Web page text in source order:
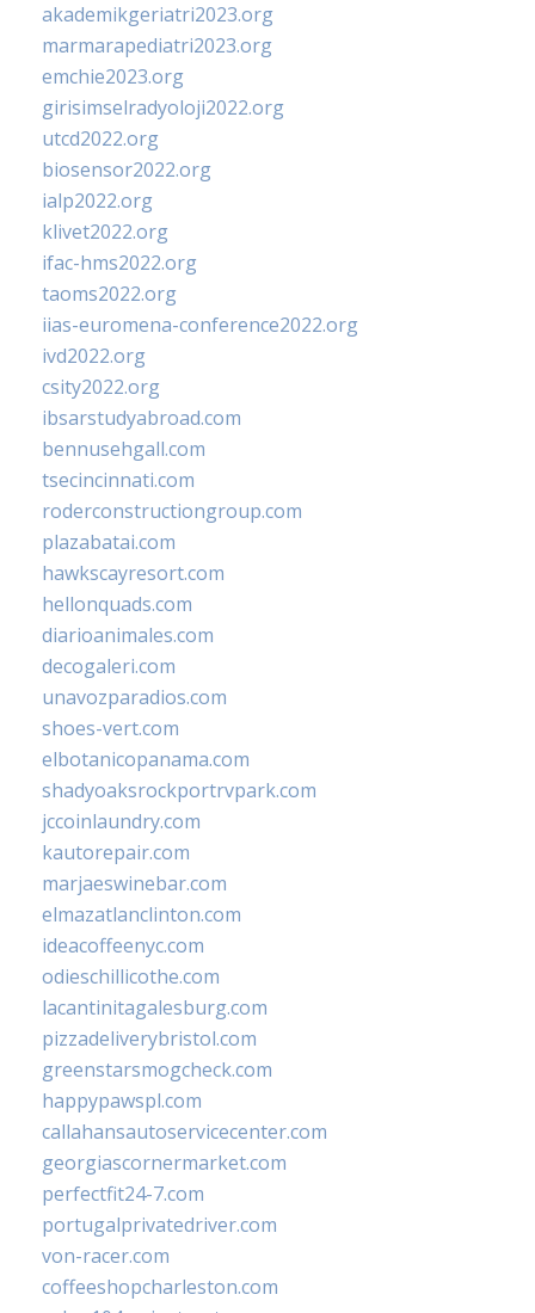
akademikgeriatri2023.org
marmarapediatri2023.org
emchie2023.org
girisimselradyoloji2022.org
utcd2022.org
biosensor2022.org
ialp2022.org
klivet2022.org
ifac-hms2022.org
taoms2022.org
iias-euromena-conference2022.org
ivd2022.org
csity2022.org
ibsarstudyabroad.com
bennusehgall.com
tsecincinnati.com
roderconstructiongroup.com
plazabatai.com
hawkscayresort.com
hellonquads.com
diarioanimales.com
decogaleri.com
unavozparadios.com
shoes-vert.com
elbotanicopanama.com
shadyoaksrockportrvpark.com
jccoinlaundry.com
kautorepair.com
marjaeswinebar.com
elmazatlanclinton.com
ideacoffeenyc.com
odieschillicothe.com
lacantinitagalesburg.com
pizzadeliverybristol.com
greenstarsmogcheck.com
happypawspl.com
callahansautoservicecenter.com
georgiascornermarket.com
perfectfit24-7.com
portugalprivatedriver.com
von-racer.com
coffeeshopcharleston.com